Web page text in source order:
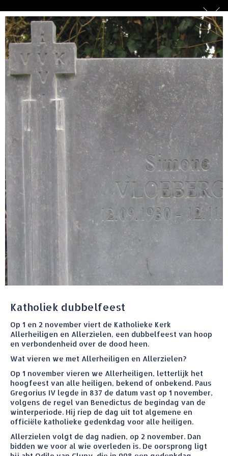
Katholiek dubbelfeest
Op 1 en 2 november viert de Katholieke Kerk
Allerheiligen en Allerzielen, een dubbelfeest van hoop
en verbondenheid over de dood heen.
Wat vieren we met Allerheiligen en Allerzielen?
Op 1 november vieren we Allerheiligen, letterlijk het
hoogfeest van alle heiligen, bekend of onbekend. Paus
Gregorius IV legde in 837 de datum vast op 1 november,
volgens de regel van Benedictus de begindag van de
winterperiode. Hij riep de dag uit tot algemene en
officiële katholieke gedenkdag voor alle heiligen.
Allerzielen volgt de dag nadien, op 2 november. Dan
bidden we voor al wie overleden is. De oorsprong ligt